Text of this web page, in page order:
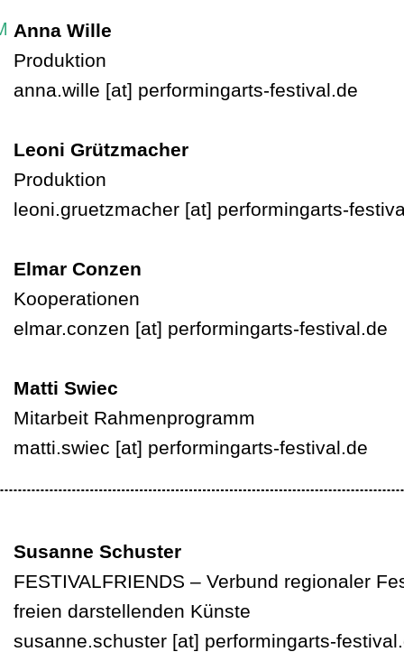
Anna Wille
Produktion
anna.wille [at] performingarts-festival.de
Leoni Grützmacher
Produktion
leoni.gruetzmacher [at] performingarts-
Elmar Conzen
Kooperationen
elmar.conzen [at] performingarts-festival.de
Matti Swiec
Mitarbeit Rahmenprogramm
matti.swiec [at] performingarts-festival.de
Susanne Schuster
FESTIVALFRIENDS – Verbund regionaler
freien darstellenden Künste
susanne.schuster [at] performingarts-